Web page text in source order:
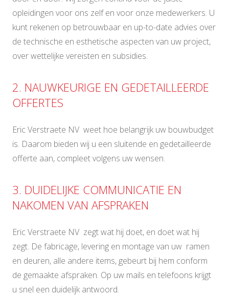
opleidingen voor ons zelf en voor onze medewerkers. U
kunt rekenen op betrouwbaar en up-to-date advies over
de technische en esthetische aspecten van uw project,
over wettelijke vereisten en subsidies.
2. NAUWKEURIGE EN GEDETAILLEERDE
OFFERTES
Eric Verstraete NV weet hoe belangrijk uw bouwbudget
is. Daarom bieden wij u een sluitende en gedetailleerde
offerte aan, compleet volgens uw wensen.
3. DUIDELIJKE COMMUNICATIE EN
NAKOMEN VAN AFSPRAKEN
Eric Verstraete NV zegt wat hij doet, en doet wat hij
zegt. De fabricage, levering en montage van uw ramen
en deuren, alle andere items, gebeurt bij hem conform
de gemaakte afspraken. Op uw mails en telefoons krijgt
u snel een duidelijk antwoord.